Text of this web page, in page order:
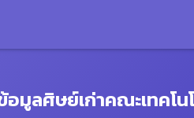
อมูลศิษย์เก่าคณะเทคโ